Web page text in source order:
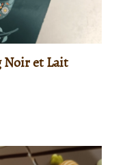
Noir et Lait